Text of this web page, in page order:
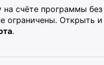
счёте программы
ограничены. Открыть
.